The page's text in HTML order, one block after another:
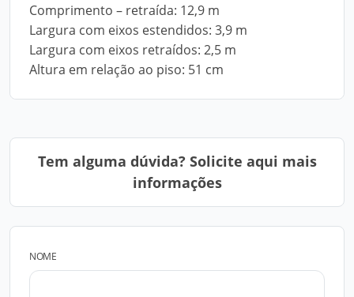
Comprimento – retraída: 12,9 m
Largura com eixos estendidos: 3,9 m
Largura com eixos retraídos: 2,5 m
Altura em relação ao piso: 51 cm
Tem alguma dúvida? Solicite aqui mais
informações
NOME